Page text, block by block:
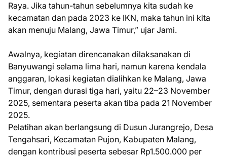
Raya. Jika tahun-tahun sebelumnya kita sudah ke
kecamatan dan pada 2023 ke IKN, maka tahun ini kita
akan menuju Malang, Jawa Timur,” ujar Jami.
Awalnya, kegiatan direncanakan dilaksanakan di
Banyuwangi selama lima hari, namun karena kendala
anggaran, lokasi kegiatan dialihkan ke Malang, Jawa
Timur, dengan durasi tiga hari, yaitu 22–23 November
2025, sementara peserta akan tiba pada 21 November
2025.
Pelatihan akan berlangsung di Dusun Jurangrejo, Desa
Tengahsari, Kecamatan Pujon, Kabupaten Malang,
dengan kontribusi peserta sebesar Rp1.500.000 per